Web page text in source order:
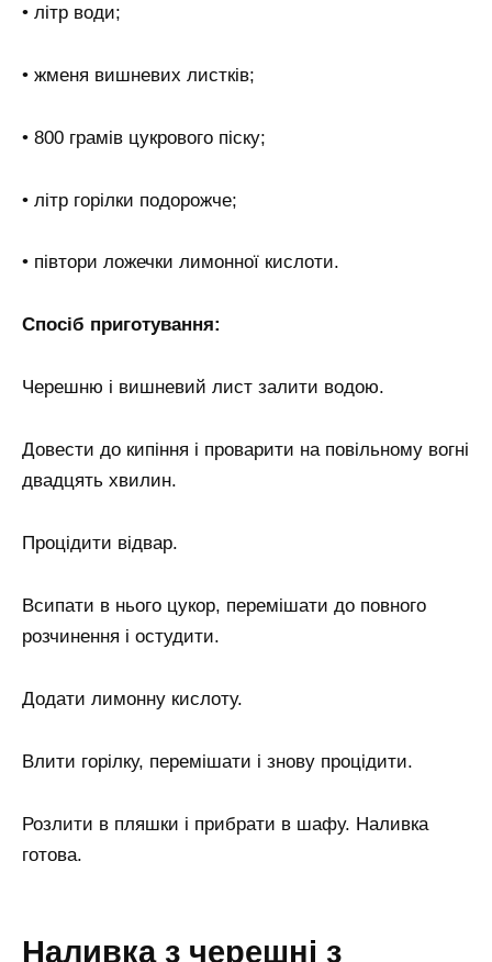
• літр води;
• жменя вишневих листків;
• 800 грамів цукрового піску;
• літр горілки подорожче;
• півтори ложечки лимонної кислоти.
Спосіб приготування:
Черешню і вишневий лист залити водою.
Довести до кипіння і проварити на повільному вогні
двадцять хвилин.
Процідити відвар.
Всипати в нього цукор, перемішати до повного
розчинення і остудити.
Додати лимонну кислоту.
Влити горілку, перемішати і знову процідити.
Розлити в пляшки і прибрати в шафу. Наливка
готова.
Наливка з черешні з